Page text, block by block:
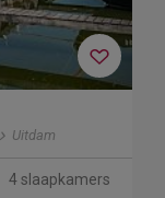
Uitdam
4 slaapkamers